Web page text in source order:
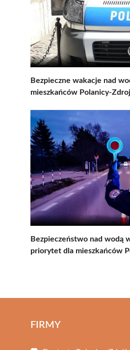
Bezpieczne wakacje nad
mieszkańców Polanicy-
Bezpieczeństwo nad wodą
priorytet dla mieszkańców
FIRMY